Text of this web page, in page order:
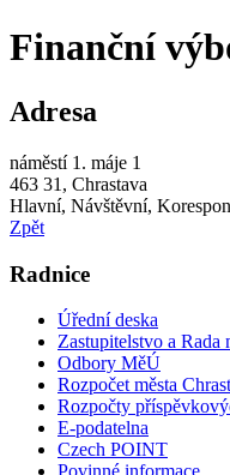
Finanční
Adresa
náměstí 1. máje 1
463 31, Chrastava
Hlavní, Návštěvní,
Zpět
Radnice
Úřední deska
Zastupitelstvo a Rada
Odbory MěÚ
Rozpočet města
Rozpočty
E-podatelna
Czech POINT